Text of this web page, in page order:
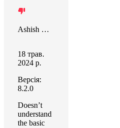
Ashish Kapur
18 трав.
2024 р.
Версія:
8.2.0
Doesn’t
understand
the basic